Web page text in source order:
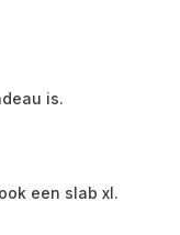
is.
een slab xl.